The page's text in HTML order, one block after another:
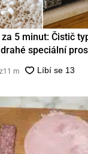
5 minut: Čistič
speciální
11 m